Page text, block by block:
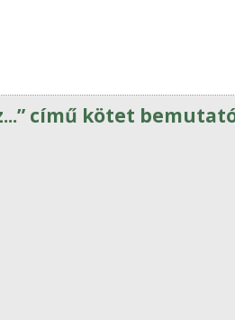
című kötet